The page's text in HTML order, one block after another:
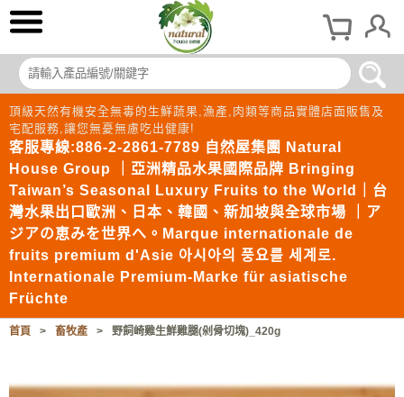
頂級天然有機安全無毒的生鮮蔬果,漁產,肉類等商品實體店面販售及
宅配服務,讓您無憂無慮吃出健康!
客服專線:886-2-2861-7789 自然屋集團 Natural
House Group ｜亞洲精品水果國際品牌 Bringing
Taiwan’s Seasonal Luxury Fruits to the World｜台
灣水果出口歐洲、日本、韓國、新加坡與全球市場 ｜ア
ジアの恵みを世界へ。Marque internationale de
fruits premium d'Asie 아시아의 풍요를 세계로.
Internationale Premium-Marke für asiatische
Früchte
首頁 > 畜牧產 > 野飼崎雞生鮮雞腿(剁骨切塊)_420g